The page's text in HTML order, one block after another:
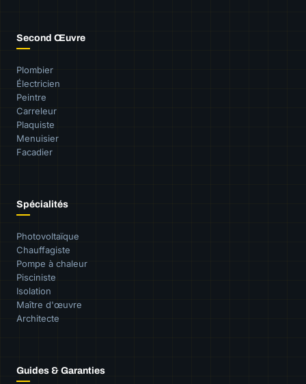
Second Œuvre
Plombier
Électricien
Peintre
Carreleur
Plaquiste
Menuisier
Facadier
Spécialités
Photovoltaïque
Chauffagiste
Pompe à chaleur
Pisciniste
Isolation
Maître d'œuvre
Architecte
Guides & Garanties